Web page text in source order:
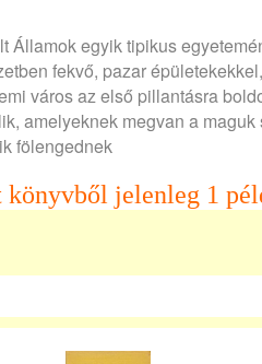
Államok egyik tipikus
fekvő, pazar
város az első pillantásra
amelyeknek megvan a
fölengednek
jelenleg 1